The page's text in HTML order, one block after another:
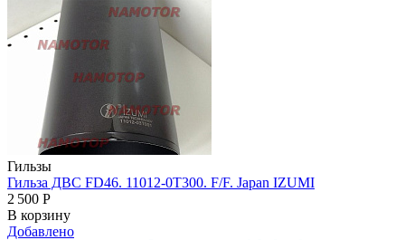
Гильзы
Гильза ДВС FD46. 11012-0T300. F/F. Japan IZUMI
2 500 Р
В корзину
Добавлено